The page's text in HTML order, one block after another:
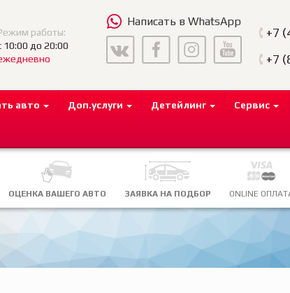
работы:
10:00 до 20:00
Написать в WhatsApp
+7
+7
авто Доп.услуги Детейлинг Сервис
ОЦЕНКА ВАШЕГО АВТО ЗАЯВКА НА ПОДБОР ONLINE